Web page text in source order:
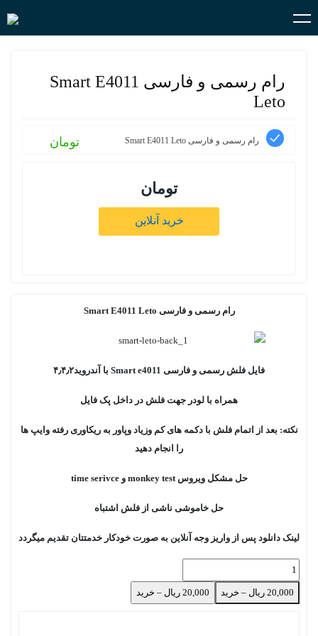
رام رسمی و فارسی Smart E4011
Leto
رام رسمی و فارسی Smart E4011 Leto تومان
تومان
خرید آنلاین
رام رسمی و فارسی Smart E4011 Leto
فایل فلش رسمی و فارسی Smart e4011 با آندروید۴٫۴٫۲
همراه با لودر جهت فلش در داخل پک فایل
نکته: بعد از اتمام فلش با دکمه های کم وزیاد وپاور به ریکاوری رفته وایپ ها
را انجام دهید
حل مشکل ویروس monkey test و time serivce
حل خاموشی ناشی از فلش اشتباه
لینک دانلود پس از واریز وجه آنلاین به صورت خودکار خدمتتان تقدیم میگردد
20,000 ریال – خرید